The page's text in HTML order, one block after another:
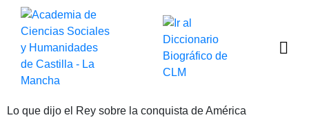
Lo que dijo el Rey sobre la conquista de América